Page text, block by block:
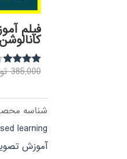
فیلم
نمره
385,000
شناسه
learning
آموزش